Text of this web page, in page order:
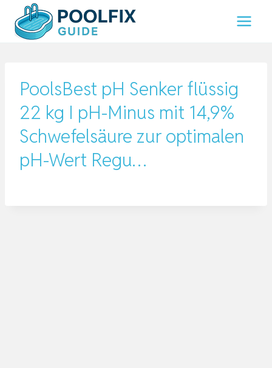
Inhalt
springen
PoolsBest pH Senker flüssig
22 kg I pH-Minus mit 14,9%
Schwefelsäure zur optimalen
pH-Wert Regu…